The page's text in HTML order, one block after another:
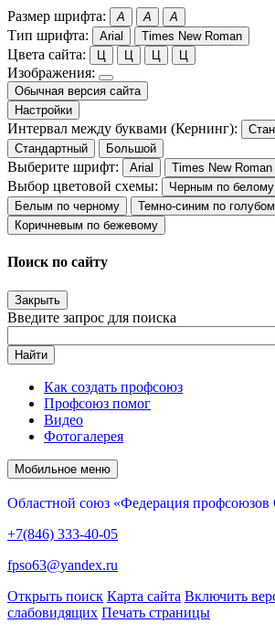
Размер шрифта: A A A
Тип шрифта: Arial Times New Roman
Цвета сайта: Ц Ц Ц Ц
Изображения:
Обычная версия сайта
Настройки
Интервал между буквами (Кернинг):
Стандартный
Большой
Выберите шрифт: Arial Times New Roman
Выбор цветовой схемы:
Черным по белому
Белым по черному
Темно-синим по
Коричневым по бежевому
Поиск по сайту
Закрыть
Введите запрос для поиска
Найти
Как создать профсоюз
Профсоюз помог
Видео
Фотогалерея
Мобильное меню
Областной союз «Федерация профсоюзов
+7(846) 333-40-05
fpso63@yandex.ru
Открыть поиск Карта сайта Включить
слабовидящих Печать страницы